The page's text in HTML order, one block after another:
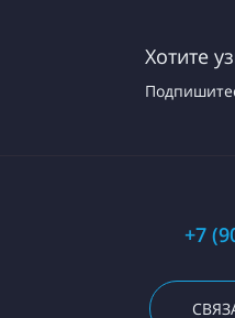
Хотите
+7